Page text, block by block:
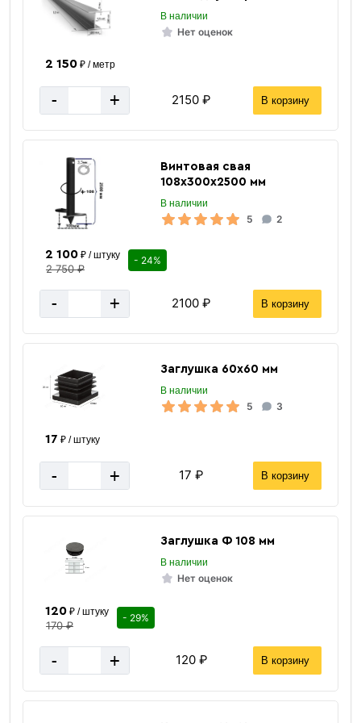
В наличии
Нет оценок
2 150₽ / метр
- + 2150 ₽ В корзину
Винтовая свая
108х300х2500 мм
В наличии
5 2
2 100₽ / штуку
2 750 ₽
- 24%
- + 2100 ₽ В корзину
Заглушка 60х60 мм
В наличии
5 3
17 ₽ / штуку
- + 17 ₽ В корзину
Заглушка Ф 108 мм
В наличии
Нет оценок
120₽ / штуку
170 ₽
- 29%
- + 120 ₽ В корзину
ВГП оцинкованная
«В корзину»
Дюйм